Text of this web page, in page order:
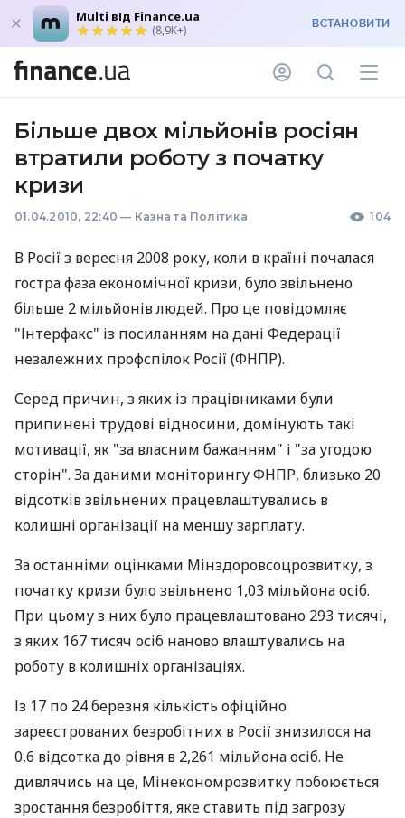
Multi від Finance.ua
(8,9K+) ВСТАНОВИТИ
Більше двох мільйонів росіян
втратили роботу з початку
кризи
01.04.2010, 22:40 — Казна та Політика 104
В Росії з вересня 2008 року, коли в країні почалася
гостра фаза економічної кризи, було звільнено
більше 2 мільйонів людей. Про це повідомляє
"Інтерфакс" із посиланням на дані Федерації
незалежних профспілок Росії (ФНПР).
Серед причин, з яких із працівниками були
припинені трудові відносини, домінують такі
мотивації, як "за власним бажанням" і "за угодою
сторін". За даними моніторингу ФНПР, близько 20
відсотків звільнених працевлаштувались в
колишні організації на меншу зарплату.
За останніми оцінками Мінздоровсоцрозвитку, з
початку кризи було звільнено 1,03 мільйона осіб.
При цьому з них було працевлаштовано 293 тисячі,
з яких 167 тисяч осіб наново влаштувались на
роботу в колишніх організаціях.
Із 17 по 24 березня кількість офіційно
зареєстрованих безробітних в Росії знизилося на
0,6 відсотка до рівня в 2,261 мільйона осіб. Не
дивлячись на це, Мінекономрозвитку побоюється
зростання безробіття, яке ставить під загрозу